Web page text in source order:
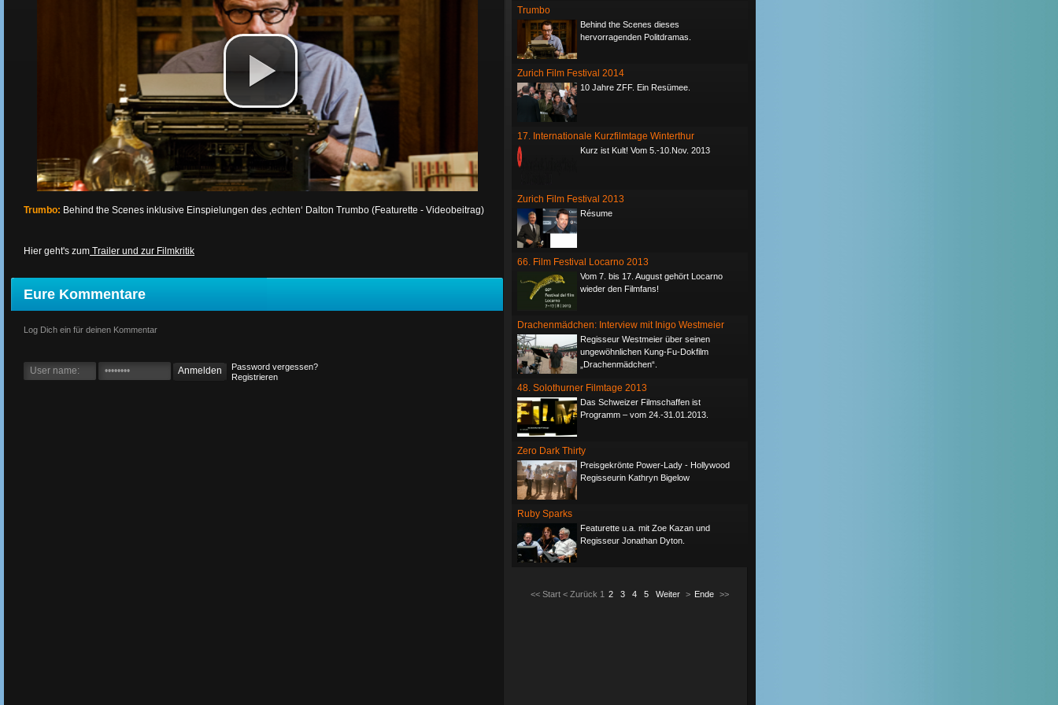
Trumbo
Behind the Scenes dieses
hervorragenden Politdramas.
Zurich Film Festival 2014
10 Jahre ZFF. Ein Resümee.
17. Internationale Kurzfilmtage Winterthur
Kurz ist Kult! Vom 5.-10.Nov. 2013
Zurich Film Festival 2013
Résume
66. Film Festival Locarno 2013
Vom 7. bis 17. August gehört Locarno
wieder den Filmfans!
Drachenmädchen: Interview mit Inigo Westmeier
Regisseur Westmeier über seinen
ungewöhnlichen Kung-Fu-Dokfilm
„Drachenmädchen“.
48. Solothurner Filmtage 2013
Das Schweizer Filmschaffen ist
Programm – vom 24.-31.01.2013.
Zero Dark Thirty
Preisgekrönte Power-Lady - Hollywood
Regisseurin Kathryn Bigelow
Ruby Sparks
Featurette u.a. mit Zoe Kazan und
Regisseur Jonathan Dyton.
<< Start < Zurück 1 2 3 4 5 Weiter > Ende >>
Trumbo: Behind the Scenes inklusive Einspielungen des ‚echten‘ Dalton Trumbo (Featurette - Videobeitrag)
Hier geht's zum Trailer und zur Filmkritik
Eure Kommentare
Log Dich ein für deinen Kommentar
Password vergessen?
Registrieren